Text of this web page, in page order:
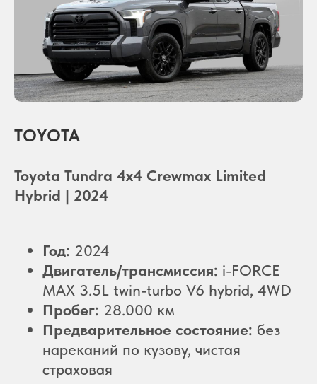
TOYOTA
Toyota Tundra 4x4 Crewmax Limited
Hybrid | 2024
Год: 2024
Двигатель/трансмиссия: i-FORCE
MAX 3.5L twin-turbo V6 hybrid, 4WD
Пробег: 28.000 км
Предварительное состояние: без
нареканий по кузову, чистая
страховая